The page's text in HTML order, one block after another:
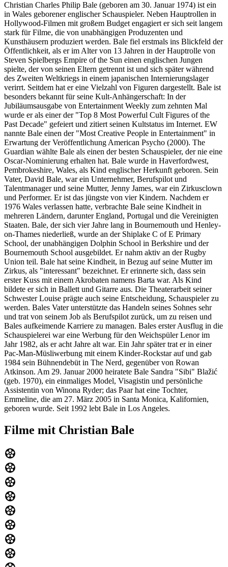
Christian Charles Philip Bale (geboren am 30. Januar 1974) ist ein
in Wales geborener englischer Schauspieler. Neben Hauptrollen in
Hollywood-Filmen mit großem Budget engagiert er sich seit langem
stark für Filme, die von unabhängigen Produzenten und
Kunsthäusern produziert werden. Bale fiel erstmals ins Blickfeld der
Öffentlichkeit, als er im Alter von 13 Jahren in der Hauptrolle von
Steven Spielbergs Empire of the Sun einen englischen Jungen
spielte, der von seinen Eltern getrennt ist und sich später während
des Zweiten Weltkriegs in einem japanischen Internierungslager
verirrt. Seitdem hat er eine Vielzahl von Figuren dargestellt. Bale ist
besonders bekannt für seine Kult-Anhängerschaft: In der
Jubiläumsausgabe von Entertainment Weekly zum zehnten Mal
wurde er als einer der "Top 8 Most Powerful Cult Figures of the
Past Decade" gefeiert und zitiert seinen Kultstatus im Internet. EW
nannte Bale einen der "Most Creative People in Entertainment" in
Erwartung der Veröffentlichung American Psycho (2000). The
Guardian wählte Bale als einen der besten Schauspieler, der nie eine
Oscar-Nominierung erhalten hat. Bale wurde in Haverfordwest,
Pembrokeshire, Wales, als Kind englischer Herkunft geboren. Sein
Vater, David Bale, war ein Unternehmer, Berufspilot und
Talentmanager und seine Mutter, Jenny James, war ein Zirkusclown
und Performer. Er ist das jüngste von vier Kindern. Nachdem er
1976 Wales verlassen hatte, verbrachte Bale seine Kindheit in
mehreren Ländern, darunter England, Portugal und die Vereinigten
Staaten. Bale, der sich vier Jahre lang in Bournemouth und Henley-
on-Thames niederließ, wurde an der Shiplake C of E Primary
School, der unabhängigen Dolphin School in Berkshire und der
Bournemouth School ausgebildet. Er nahm aktiv an der Rugby
Union teil. Bale hat seine Kindheit, in Bezug auf seine Mutter im
Zirkus, als "interessant" bezeichnet. Er erinnerte sich, dass sein
erster Kuss mit einem Akrobaten namens Barta war. Als Kind
bildete er sich in Ballett und Gitarre aus. Die Theaterarbeit seiner
Schwester Louise prägte auch seine Entscheidung, Schauspieler zu
werden. Bales Vater unterstützte das Handeln seines Sohnes sehr
und trat von seinem Job als Berufspilot zurück, um zu reisen und
Bales aufkeimende Karriere zu managen. Bales erster Ausflug in die
Schauspielerei war eine Werbung für den Weichspüler Lenor im
Jahr 1982, als er acht Jahre alt war. Ein Jahr später trat er in einer
Pac-Man-Müsliwerbung mit einem Kinder-Rockstar auf und gab
1984 sein Bühnendebüt in The Nerd, gegenüber von Rowan
Atkinson. Am 29. Januar 2000 heiratete Bale Sandra "Sibi" Blažić
(geb. 1970), ein einmaliges Model, Visagistin und persönliche
Assistentin von Winona Ryder; das Paar hat eine Tochter,
Emmeline, die am 27. März 2005 in Santa Monica, Kalifornien,
geboren wurde. Seit 1992 lebt Bale in Los Angeles.
Filme mit Christian Bale